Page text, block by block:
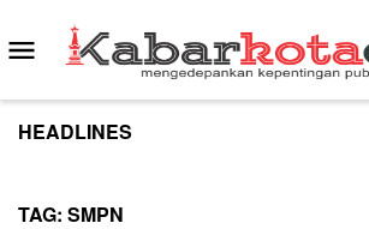
to
content
Mobile
Menu
HEADLINES
TAG: SMPN